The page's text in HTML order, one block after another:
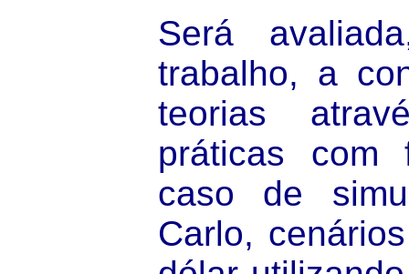
Será
trabalho, a
teorias
práticas
caso de
Carlo,